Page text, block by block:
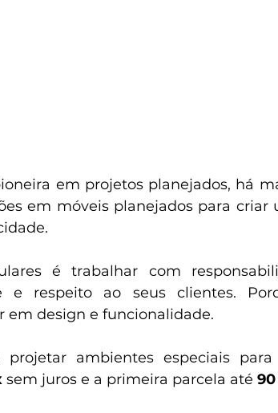
em projetos planejados, há
em móveis planejados para criar
é trabalhar com
e respeito ao seus clientes.
em design e funcionalidade.
ambientes especiais
sem juros e a primeira parcela até 90